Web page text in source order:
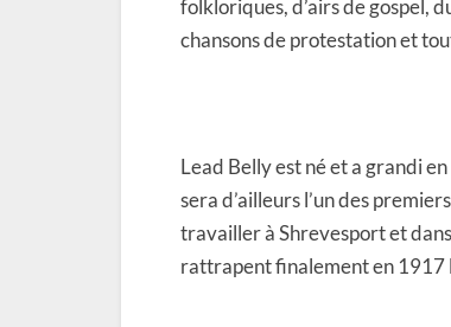
folkloriques, d’airs de gospel,
chansons de protestation et
Lead Belly est né et a grandi
sera d’ailleurs l’un des
travailler à Shrevesport et
rattrapent finalement en 1917